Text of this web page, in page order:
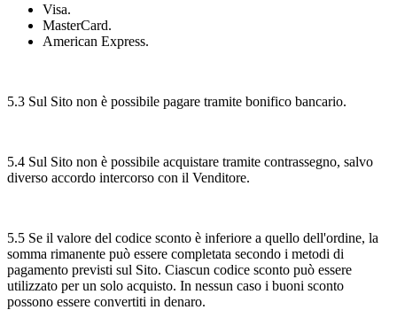
Visa.
MasterCard.
American Express.
5.3 Sul Sito non è possibile pagare tramite bonifico bancario.
5.4 Sul Sito non è possibile acquistare tramite contrassegno, salvo
diverso accordo intercorso con il Venditore.
5.5 Se il valore del codice sconto è inferiore a quello dell'ordine, la
somma rimanente può essere completata secondo i metodi di
pagamento previsti sul Sito. Ciascun codice sconto può essere
utilizzato per un solo acquisto. In nessun caso i buoni sconto
possono essere convertiti in denaro.